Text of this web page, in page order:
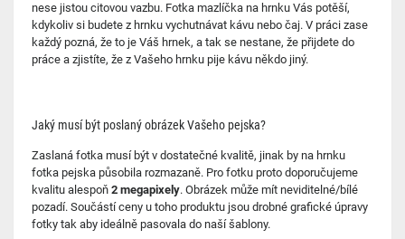
nese jistou citovou vazbu. Fotka mazlíčka na hrnku Vás potěší,
kdykoliv si budete z hrnku vychutnávat kávu nebo čaj. V práci zase
každý pozná, že to je Váš hrnek, a tak se nestane, že přijdete do
práce a zjistíte, že z Vašeho hrnku pije kávu někdo jiný.
Jaký musí být poslaný obrázek Vašeho pejska?
Zaslaná fotka musí být v dostatečné kvalitě, jinak by na hrnku
fotka pejska působila rozmazaně. Pro fotku proto doporučujeme
kvalitu alespoň 2 megapixely. Obrázek může mít neviditelné/bílé
pozadí. Součástí ceny u toho produktu jsou drobné grafické úpravy
fotky tak aby ideálně pasovala do naší šablony.